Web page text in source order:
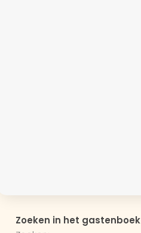
Zoeken in het gastenboek